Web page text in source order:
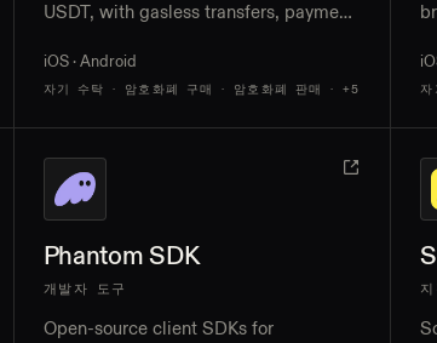
USDT, with gasless transfers, payment
MoneyGram cash-out in 184 currencies
iOS · Android
자기 수탁 · 암호화폐 구매 · 암호화폐 판매 · +5
Phantom SDK
개발자 도구
Open-source client SDKs for